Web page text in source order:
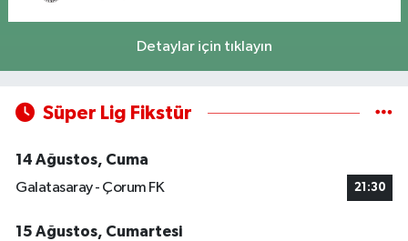
Detaylar için tıklayın
Süper Lig Fikstür
14 Ağustos, Cuma
Galatasaray - Çorum FK
21:30
15 Ağustos, Cumartesi